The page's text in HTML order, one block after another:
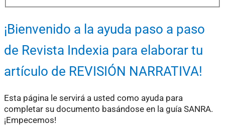
¡Bienvenido a la ayuda paso a paso
de Revista Indexia para elaborar tu
artículo de REVISIÓN NARRATIVA!
Esta página le servirá a usted como ayuda para
completar su documento basándose en la guía SANRA.
¡Empecemos!